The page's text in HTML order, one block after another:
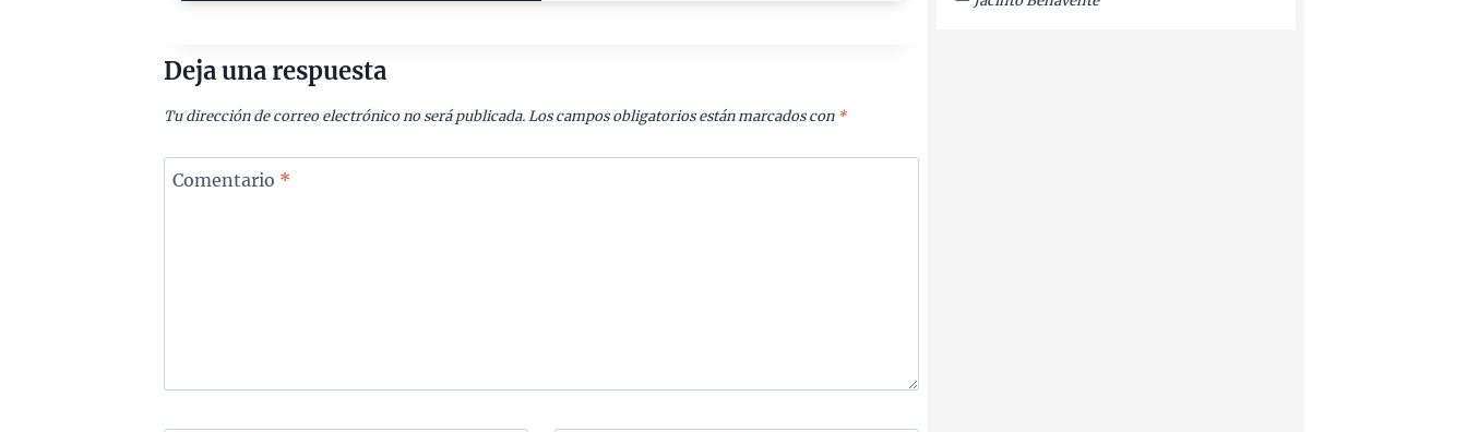
Deja una respuesta
Tu dirección de correo electrónico no será publicada. Los campos obligatorios están marcados con *
Comentario *